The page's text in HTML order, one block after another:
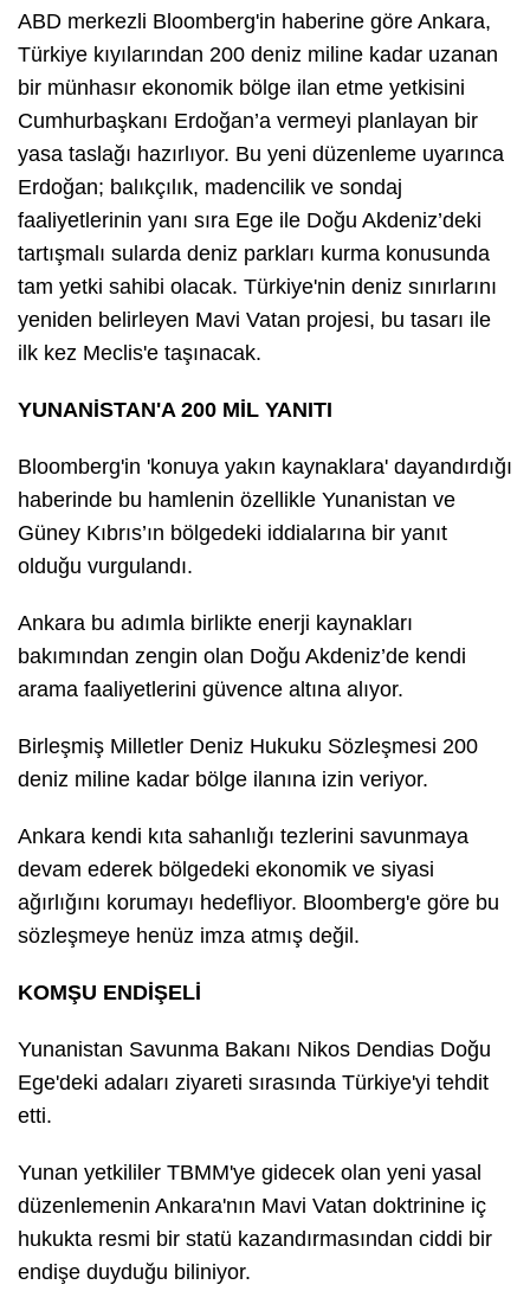
ABD merkezli Bloomberg'in haberine göre Ankara,
Türkiye kıyılarından 200 deniz miline kadar uzanan
bir münhasır ekonomik bölge ilan etme yetkisini
Cumhurbaşkanı Erdoğan’a vermeyi planlayan bir
yasa taslağı hazırlıyor. Bu yeni düzenleme uyarınca
Erdoğan; balıkçılık, madencilik ve sondaj
faaliyetlerinin yanı sıra Ege ile Doğu Akdeniz’deki
tartışmalı sularda deniz parkları kurma konusunda
tam yetki sahibi olacak. Türkiye'nin deniz sınırlarını
yeniden belirleyen Mavi Vatan projesi, bu tasarı ile
ilk kez Meclis'e taşınacak.
YUNANİSTAN'A 200 MİL YANITI
Bloomberg'in 'konuya yakın kaynaklara' dayandırdığı
haberinde bu hamlenin özellikle Yunanistan ve
Güney Kıbrıs’ın bölgedeki iddialarına bir yanıt
olduğu vurgulandı.
Ankara bu adımla birlikte enerji kaynakları
bakımından zengin olan Doğu Akdeniz’de kendi
arama faaliyetlerini güvence altına alıyor.
Birleşmiş Milletler Deniz Hukuku Sözleşmesi 200
deniz miline kadar bölge ilanına izin veriyor.
Ankara kendi kıta sahanlığı tezlerini savunmaya
devam ederek bölgedeki ekonomik ve siyasi
ağırlığını korumayı hedefliyor. Bloomberg'e göre bu
sözleşmeye henüz imza atmış değil.
KOMŞU ENDİŞELİ
Yunanistan Savunma Bakanı Nikos Dendias Doğu
Ege'deki adaları ziyareti sırasında Türkiye'yi tehdit
etti.
Yunan yetkililer TBMM'ye gidecek olan yeni yasal
düzenlemenin Ankara'nın Mavi Vatan doktrinine iç
hukukta resmi bir statü kazandırmasından ciddi bir
endişe duyduğu biliniyor.